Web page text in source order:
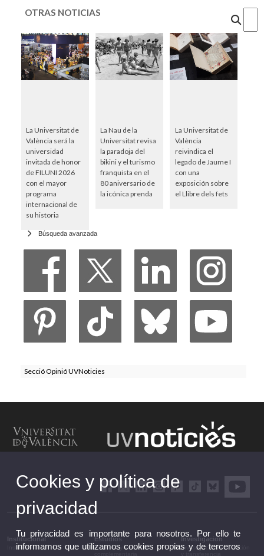
OTRAS NOTICIAS
La Universitat de
València será la
universidad
invitada de honor
de FILUNI 2026
con el mayor
programa
internacional de
su historia
La Nau de la
Universitat revisa
la paradoja del
bikini y el turismo
franquista en el
80 aniversario de
la icónica prenda
La Universitat de
València
reivindica el
legado de Jaume I
con una
exposición sobre
el Llibre dels fets
Búsqueda avanzada
Secció Opinió UVNoticies
Institucional
Institucional
Estudios
Estudios y formación
Investigación
Investigación, innovación
Cookies y política de
privacidad
Tu privacidad es importante para nosotros. Por ello te
informamos que utilizamos cookies propias y de terceros